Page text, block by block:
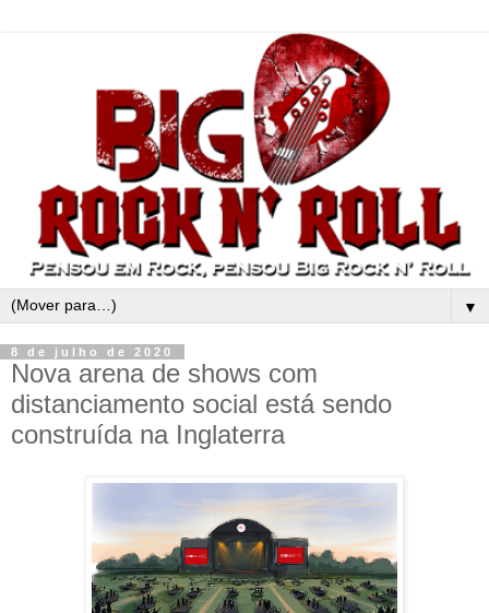
▼
8 de julho de 2020
Nova arena de shows com
distanciamento social está sendo
construída na Inglaterra